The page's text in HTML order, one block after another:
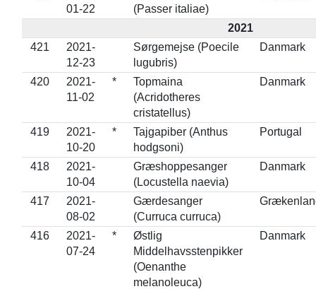
01-22
(Passer italiae)
2021
421
2021-
12-23
Sørgemejse (Poecile
lugubris)
Danmark
420
2021-
11-02
*
Topmaina
(Acridotheres
cristatellus)
Danmark
419
2021-
10-20
*
Tajgapiber (Anthus
hodgsoni)
Portugal
418
2021-
10-04
Græshoppesanger
(Locustella naevia)
Danmark
417
2021-
08-02
Gærdesanger
(Curruca curruca)
416
2021-
07-24
*
Østlig
Middelhavsstenpikker
(Oenanthe
melanoleuca)
Danmark